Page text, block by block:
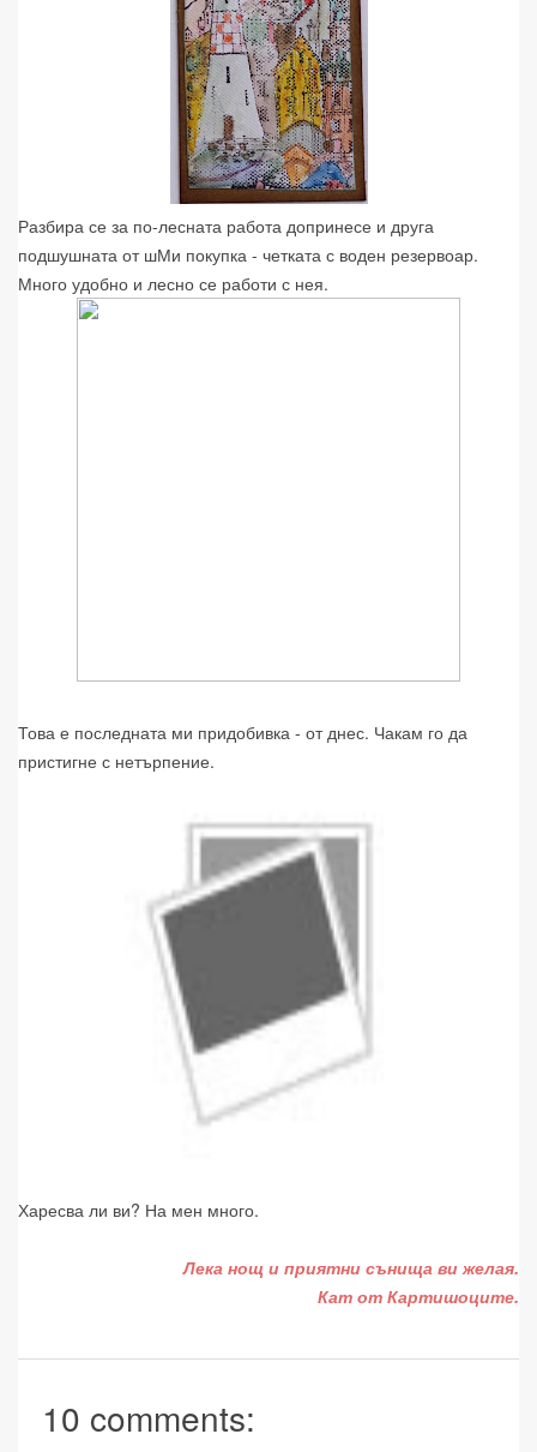
Разбира се за по-лесната работа допринесе и друга
подшушната от шМи покупка - четката с воден резервоар.
Много удобно и лесно се работи с нея.
Това е последната ми придобивка - от днес. Чакам го да
пристигне с нетърпение.
Харесва ли ви? На мен много.
Лека нощ и приятни сънища ви желая.
Кат от Картишоците.
10 comments: